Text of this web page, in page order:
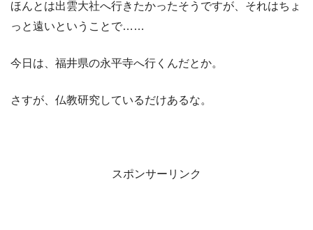
ほんとは出雲大社へ行きたかったそうですが、それはちょ
っと遠いということで……
今日は、福井県の永平寺へ行くんだとか。
さすが、仏教研究しているだけあるな。
スポンサーリンク